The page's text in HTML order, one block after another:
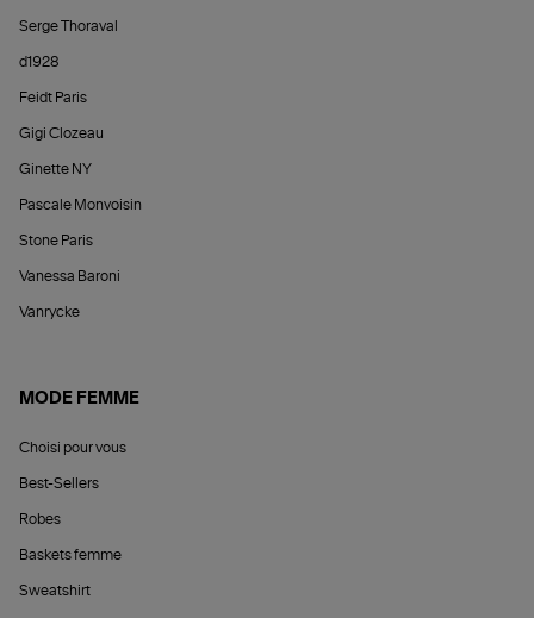
Serge Thoraval
d1928
Feidt Paris
Gigi Clozeau
Ginette NY
Pascale Monvoisin
Stone Paris
Vanessa Baroni
Vanrycke
MODE FEMME
Choisi pour vous
Best-Sellers
Robes
Baskets femme
Sweatshirt